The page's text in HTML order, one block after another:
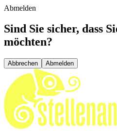
Abmelden
Sind Sie sicher, dass
möchten?
Abbrechen Abmelden